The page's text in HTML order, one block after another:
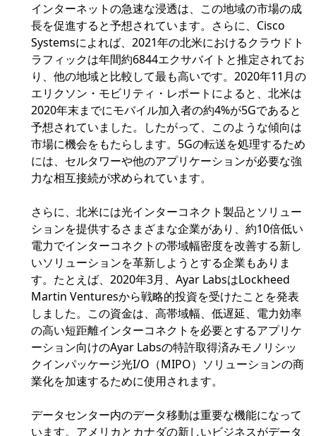
インターネットの急速な浸透は、この地域の市場の成
長を促進すると予想されています。さらに、Cisco
Systemsによれば、2021年の北米におけるクラウドト
ラフィックは年間約6844エクサバイトと推定されてお
り、他の地域と比較して最も高いです。2020年11月の
エリクソン・モビリティ・レポートによると、北米は
2020年末までにモバイル加入者の約4%が5Gであると
予想されていました。したがって、このような傾向は
市場に機会をもたらします。5Gの転送を処理するため
には、セルタワーや他のアプリケーションが必要な強
力な相互接続が求められています。
さらに、北米には光インターコネクト製品とソリュー
ションを提供するさまざまな企業があり、約10倍低い
電力でインターコネクトの帯域幅密度を改善する新し
いソリューションを革新しようとする企業もありま
す。たとえば、2020年3月、Ayar LabsはLockheed
Martin Venturesから戦略的投資を受けたことを発表
しました。この資金は、高帯域幅、低遅延、電力効率
の高い短距離インターコネクトを必要とするアプリケ
ーション向けのAyar Labsの特許取得済みモノリシッ
クインパッケージ光I/O（MIPO）ソリューションの商
業化を加速するために使用されます。
データセンター内のデータ移動は重要な機能になって
います。アメリカとカナダの新しいビジネスがデータ